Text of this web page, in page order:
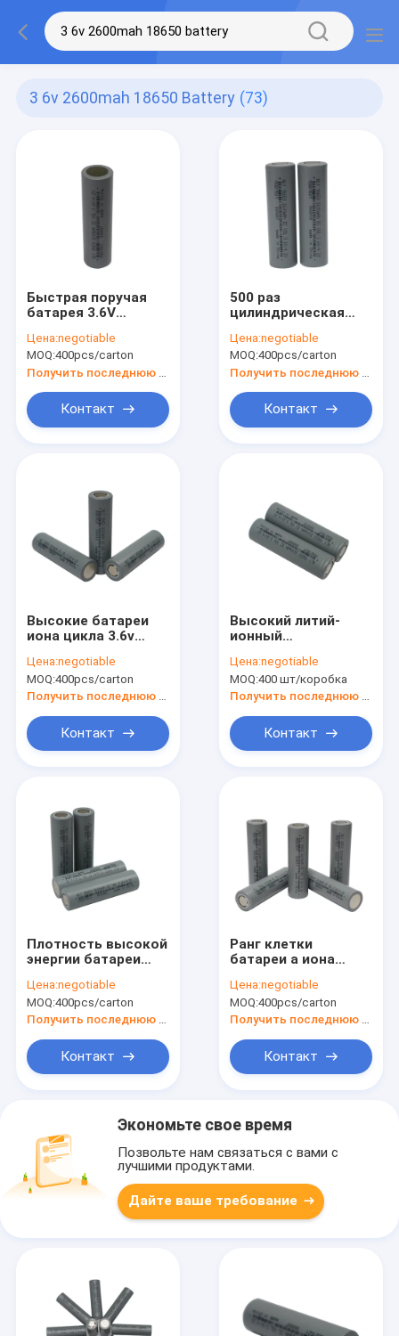
3 6v 2600mah 18650 Battery (73)
Быстрая поручая
батарея 3.6V
перезаряжаемые
для электрических
продуктов
Цена:negotiable
MOQ:400pcs/carton
Контакт
500 раз
цилиндрическая
батареи 3.6V
2600mAh иона Li
перезаряжаемые
Цена:negotiable
MOQ:400pcs/carton
Контакт
Высокие батареи
иона цикла 3.6v
для панели
солнечных батарей
Цена:negotiable
MOQ:400pcs/carton
Контакт
Высокий литий-
ионный
2600mah 18650
возможности 3.6v
для накопления
Цена:negotiable
MOQ:400 шт/коробка
Контакт
Плотность высокой
энергии батареи
Li перезаряжаемые
18650 500 раз
Цена:negotiable
MOQ:400pcs/carton
Получить последнюю цену
Контакт
Ранг клетки
батареи a иона
лития большой
емкости
Цена:negotiable
MOQ:400pcs/carton
Получить последнюю цену
Контакт
Экономьте свое время
Позвольте нам связаться с вами с
лучшими продуктами.
Дайте ваше требование